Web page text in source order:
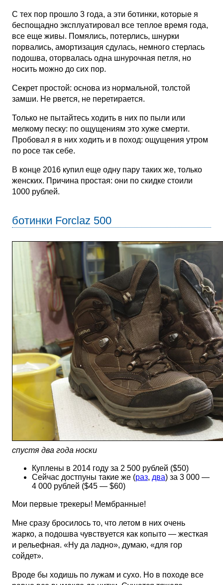
С тех пор прошло 3 года, а эти ботинки, которые я
беспощадно эксплуатировал все теплое время года,
все еще живы. Помялись, потерлись, шнурки
порвались, амортизация сдулась, немного стерлась
подошва, оторвалась одна шнурочная петля, но
носить можно до сих пор.
Секрет простой: основа из нормальной, толстой
замши. Не рвется, не перетирается.
Только не пытайтесь ходить в них по пыли или
мелкому песку: по ощущениям это хуже смерти.
Пробовал я в них ходить и в поход: ощущения утром
по росе так себе.
В конце 2016 купил еще одну пару таких же, только
женских. Причина простая: они по скидке стоили
1000 рублей.
ботинки Forclaz 500
спустя два года носки
Куплены в 2014 году за 2 500 рублей ($50)
Сейчас достпуны такие же (раз, два) за 3 000 —
4 000 рублей ($45 — $60)
Мои первые трекеры! Мембранные!
Мне сразу бросилось то, что летом в них очень
жарко, а подошва чувствуется как копыто — жесткая
и рельефная. «Ну да ладно», думаю, «для гор
сойдет».
Вроде бы ходишь по лужам и сухо. Но в походе все